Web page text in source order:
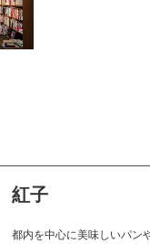
紅子
都内を中心に美味しいパン